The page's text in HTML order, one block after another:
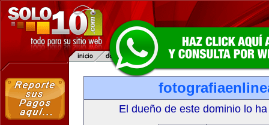
El dueño de este dominio lo